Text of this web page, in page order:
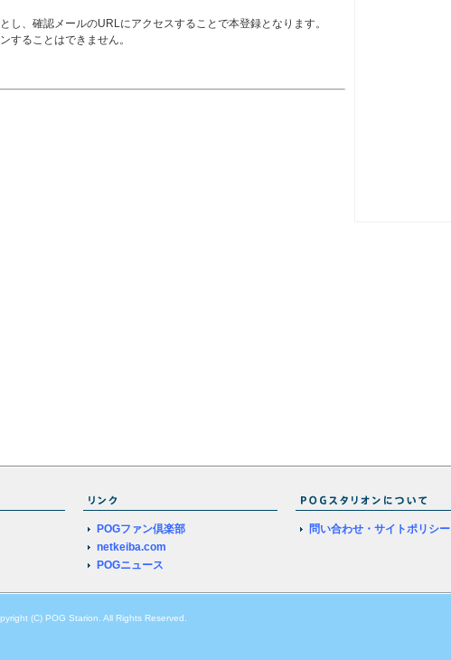
し、確認メールのURLにアクセスすることで本登録となります。
することはできません。
POGファン倶楽部
netkeiba.com
POGニュース
問い合わせ・サイトポリシー
(C) POG Starion. All Rights Reserved.